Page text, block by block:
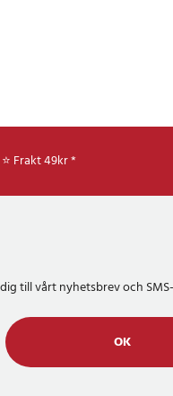
⭐ Frakt 49kr *
till vårt nyhetsbrev och
OK